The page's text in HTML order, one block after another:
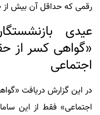
رقمی که حداقل آن بیش از ۱۰ میلیون تومان است.
عیدی
«گواهی کسر از
اجتماعی
در این گزارش دریافت
اجتماعی» فقط از این